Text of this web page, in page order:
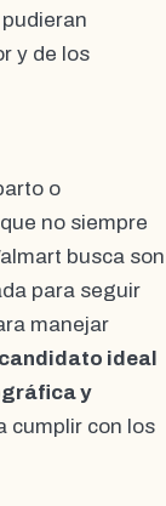
y de los
o
no siempre
busca son
para seguir
manejar
candidato ideal
y
cumplir con los